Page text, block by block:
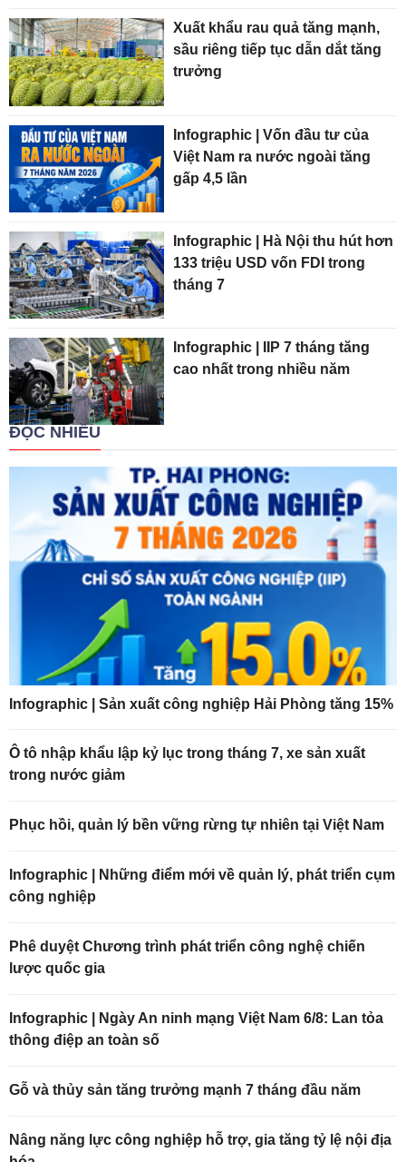
Xuất khẩu rau quả tăng mạnh,
sầu riêng tiếp tục dẫn dắt tăng
trưởng
Infographic | Vốn đầu tư của
Việt Nam ra nước ngoài tăng
gấp 4,5 lần
Infographic | Hà Nội thu hút hơn
133 triệu USD vốn FDI trong
tháng 7
Infographic | IIP 7 tháng tăng
cao nhất trong nhiều năm
ĐỌC NHIỀU
Infographic | Sản xuất công nghiệp Hải Phòng tăng 15%
Ô tô nhập khẩu lập kỷ lục trong tháng 7, xe sản xuất
trong nước giảm
Phục hồi, quản lý bền vững rừng tự nhiên tại Việt Nam
Infographic | Những điểm mới về quản lý, phát triển cụm
công nghiệp
Phê duyệt Chương trình phát triển công nghệ chiến
lược quốc gia
Infographic | Ngày An ninh mạng Việt Nam 6/8: Lan tỏa
thông điệp an toàn số
Gỗ và thủy sản tăng trưởng mạnh 7 tháng đầu năm
Nâng năng lực công nghiệp hỗ trợ, gia tăng tỷ lệ nội địa